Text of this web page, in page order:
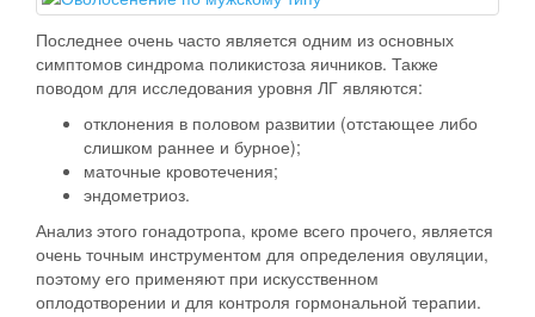
Последнее очень часто является одним из основных
симптомов синдрома поликистоза яичников. Также
поводом для исследования уровня ЛГ являются:
отклонения в половом развитии (отстающее либо
слишком раннее и бурное);
маточные кровотечения;
эндометриоз.
Анализ этого гонадотропа, кроме всего прочего, является
очень точным инструментом для определения овуляции,
поэтому его применяют при искусственном
оплодотворении и для контроля гормональной терапии.